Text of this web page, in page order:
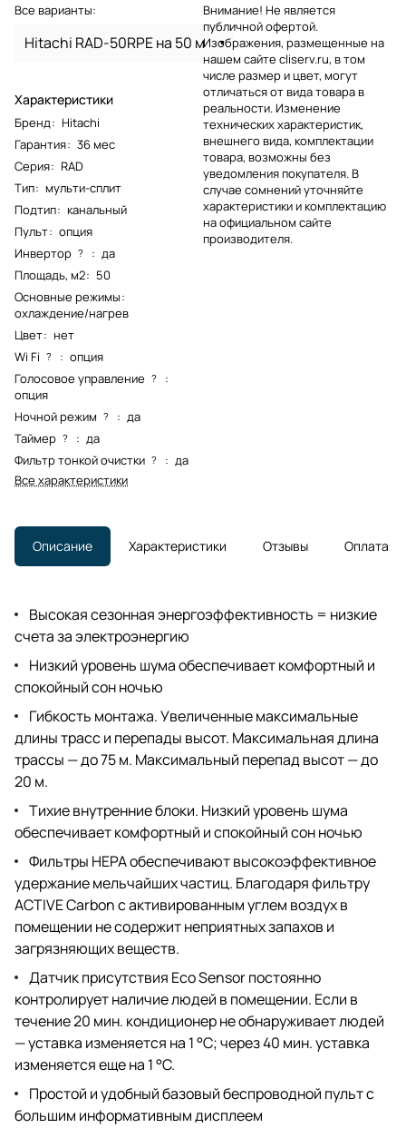
Все варианты:
Hitachi RAD-50RPE на 50 м
Характеристики
Бренд: Hitachi
Гарантия: 36 мес
Серия: RAD
Тип: мульти-сплит
Подтип: канальный
Пульт: опция
Инвертор ? : да
Площадь, м2: 50
Основные режимы:
охлаждение/нагрев
Цвет: нет
Wi Fi ? : опция
Голосовое управление ?
:
опция
Ночной режим ? : да
Таймер ? : да
Фильтр тонкой очистки ? : да
Все характеристики
Внимание! Не является
публичной офертой.
Изображения, размещенные на
нашем сайте cliserv.ru, в том
числе размер и цвет, могут
отличаться от вида товара в
реальности. Изменение
технических характеристик,
внешнего вида, комплектации
товара, возможны без
уведомления покупателя. В
случае сомнений уточняйте
характеристики и комплектацию
на официальном сайте
производителя.
Описание Характеристики Отзывы Оплата
Высокая сезонная энергоэффективность = низкие
счета за электроэнергию
Низкий уровень шума обеспечивает комфортный и
спокойный сон ночью
Гибкость монтажа. Увеличенные максимальные
длины трасс и перепады высот. Максимальная длина
трассы — до 75 м. Максимальный перепад высот — до
20 м.
Тихие внутренние блоки. Низкий уровень шума
обеспечивает комфортный и спокойный сон ночью
Фильтры HEPA обеспечивают высокоэффективное
удержание мельчайших частиц. Благодаря фильтру
ACTIVE Carbon с активированным углем воздух в
помещении не содержит неприятных запахов и
загрязняющих веществ.
Датчик присутствия Eco Sensor постоянно
контролирует наличие людей в помещении. Если в
течение 20 мин. кондиционер не обнаруживает людей
— уставка изменяется на 1 °C; через 40 мин. уставка
изменяется еще на 1 °C.
Простой и удобный базовый беспроводной пульт с
большим информативным дисплеем